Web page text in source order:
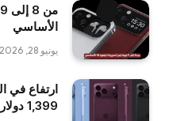
الأساسي
يونيو 28, 2026
1,399 دولار.. وتِلك أبرز المواصفات المتوقعة